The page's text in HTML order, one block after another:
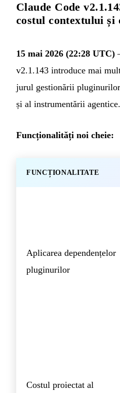
Claude Code
costul contextului și
15 mai 2026 (22:28 UTC)
v2.1.143 introduce mai
jurul gestionării
și al instrumentării agentice.
Funcționalități noi cheie:
FUNCȚIONALITATE
Aplicarea dependențelor
pluginurilor
Costul proiectat al